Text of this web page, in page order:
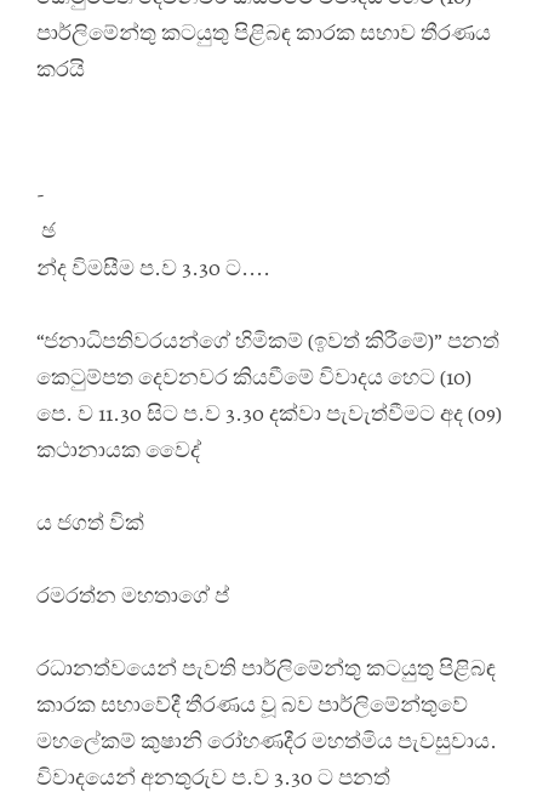
පාර්ලිමේන්තු කටයුතු පිළිබඳ කාරක සභාව තීරණය
කරයි
-
ඡ
න්ද විමසීම ප.ව 3.30 ට....
“ජනාධිපතිවරයන්ගේ හිමිකම් (ඉවත් කිරීමේ)” පනත්
කෙටුම්පත දෙවනවර කියවීමේ විවාදය හෙට (10)
පෙ. ව 11.30 සිට ප.ව 3.30 දක්වා පැවැත්වීමට අද (09)
කථානායක වෛද්
ය ජගත් වික්
රමරත්න මහතාගේ ප්
රධානත්වයෙන් පැවති පාර්ලිමේන්තු කටයුතු පිළිබඳ
කාරක සභාවේදී තීරණය වූ බව පාර්ලිමේන්තුවේ
මහලේකම් කුෂානි රෝහණදීර මහත්මිය පැවසුවාය.
විවාදයෙන් අනතුරුව ප.ව 3.30 ට පනත්